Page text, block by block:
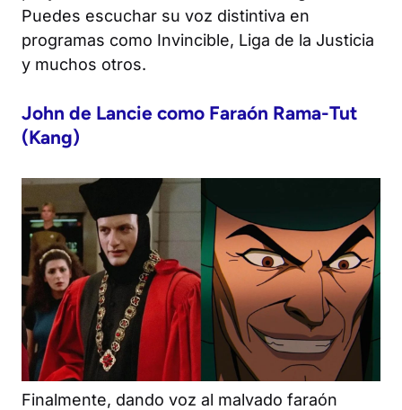
Puedes escuchar su voz distintiva en
programas como Invincible, Liga de la Justicia
y muchos otros.
John de Lancie como Faraón Rama-Tut
(Kang)
Finalmente, dando voz al malvado faraón